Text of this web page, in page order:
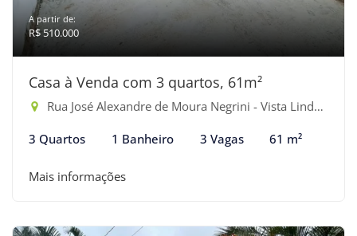
A partir de:
R$ 510.000
Casa à Venda com 3 quartos, 61m²
Rua José Alexandre de Moura Negrini - Vista Linda, Bertioga-SP
3 Quartos 1 Banheiro 3 Vagas 61 m²
Mais informações